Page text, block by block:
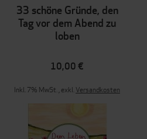
33 schöne Gründe, den
Tag vor dem Abend zu
loben
10,00 €
Inkl. 7% MwSt.,exkl.Versandkosten